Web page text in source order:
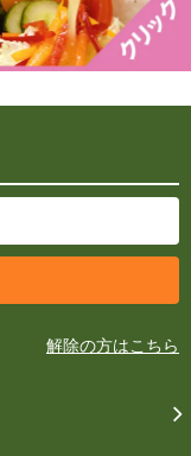
解除の方はこちら